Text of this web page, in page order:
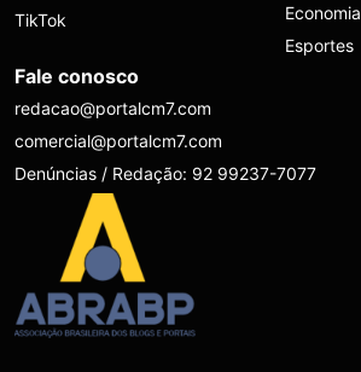
TikTok
Economia
Esportes
Fale conosco
redacao@portalcm7.com
comercial@portalcm7.com
Denúncias / Redação: 92 99237-7077